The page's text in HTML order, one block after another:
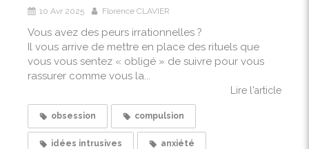
10 Avr 2025 Florence CLAVIER
Vous avez des peurs irrationnelles ?
Il vous arrive de mettre en place des rituels que
vous vous sentez « obligé » de suivre pour vous
rassurer comme vous la...
Lire l'article
obsession compulsion
idées intrusives anxiété